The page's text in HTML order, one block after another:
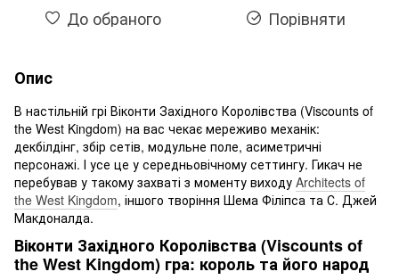
До обраного Порівняти
Опис
В настільній грі Віконти Західного Королівства (Viscounts of
the West Kingdom) на вас чекає мереживо механік:
декбілдінг, збір сетів, модульне поле, асиметричні
персонажі. І усе це у середньовічному сеттингу. Гикач не
перебував у такому захваті з моменту виходу Architects of
the West Kingdom, іншого творіння Шема Філіпса та С. Джей
Макдоналда.
Віконти Західного Королівства (Viscounts of
the West Kingdom) гра: король та його народ